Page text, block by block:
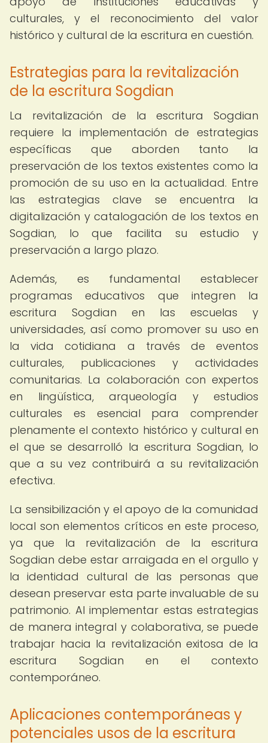
culturales, y el reconocimiento del valor
histórico y cultural de la escritura en cuestión.
Estrategias para la revitalización
de la escritura Sogdian
La revitalización de la escritura Sogdian
requiere la implementación de estrategias
específicas que aborden tanto la
preservación de los textos existentes como la
promoción de su uso en la actualidad. Entre
las estrategias clave se encuentra la
digitalización y catalogación de los textos en
Sogdian, lo que facilita su estudio y
preservación a largo plazo.
Además, es fundamental establecer
programas educativos que integren la
escritura Sogdian en las escuelas y
universidades, así como promover su uso en
la vida cotidiana a través de eventos
culturales, publicaciones y actividades
comunitarias. La colaboración con expertos
en lingüística, arqueología y estudios
culturales es esencial para comprender
plenamente el contexto histórico y cultural en
el que se desarrolló la escritura Sogdian, lo
que a su vez contribuirá a su revitalización
efectiva.
La sensibilización y el apoyo de la comunidad
local son elementos críticos en este proceso,
ya que la revitalización de la escritura
Sogdian debe estar arraigada en el orgullo y
la identidad cultural de las personas que
desean preservar esta parte invaluable de su
patrimonio. Al implementar estas estrategias
de manera integral y colaborativa, se puede
trabajar hacia la revitalización exitosa de la
escritura Sogdian en el contexto
contemporáneo.
Aplicaciones contemporáneas y
potenciales usos de la escritura